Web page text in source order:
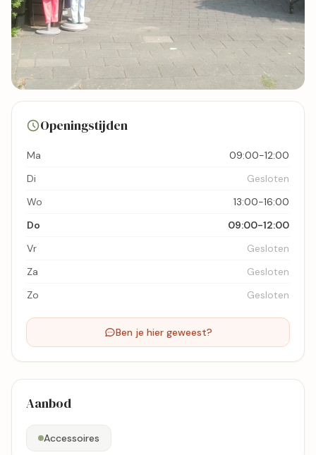
Bekijk kaart
Openingstijden
Ma
09:00-12:00
Di
Gesloten
Wo
13:00-16:00
Do
09:00-12:00
Vr
Gesloten
Za
Gesloten
Zo
Gesloten
Ben je hier geweest?
Aanbod
Accessoires